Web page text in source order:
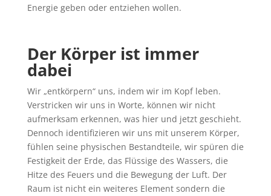
Energie geben oder entziehen wollen.
Der Körper ist immer
dabei
Wir „entkörpern“ uns, indem wir im Kopf leben.
Verstricken wir uns in Worte, können wir nicht
aufmerksam erkennen, was hier und jetzt geschieht.
Dennoch identifizieren wir uns mit unserem Körper,
fühlen seine physischen Bestandteile, wir spüren die
Festigkeit der Erde, das Flüssige des Wassers, die
Hitze des Feuers und die Bewegung der Luft. Der
Raum ist nicht ein weiteres Element sondern die